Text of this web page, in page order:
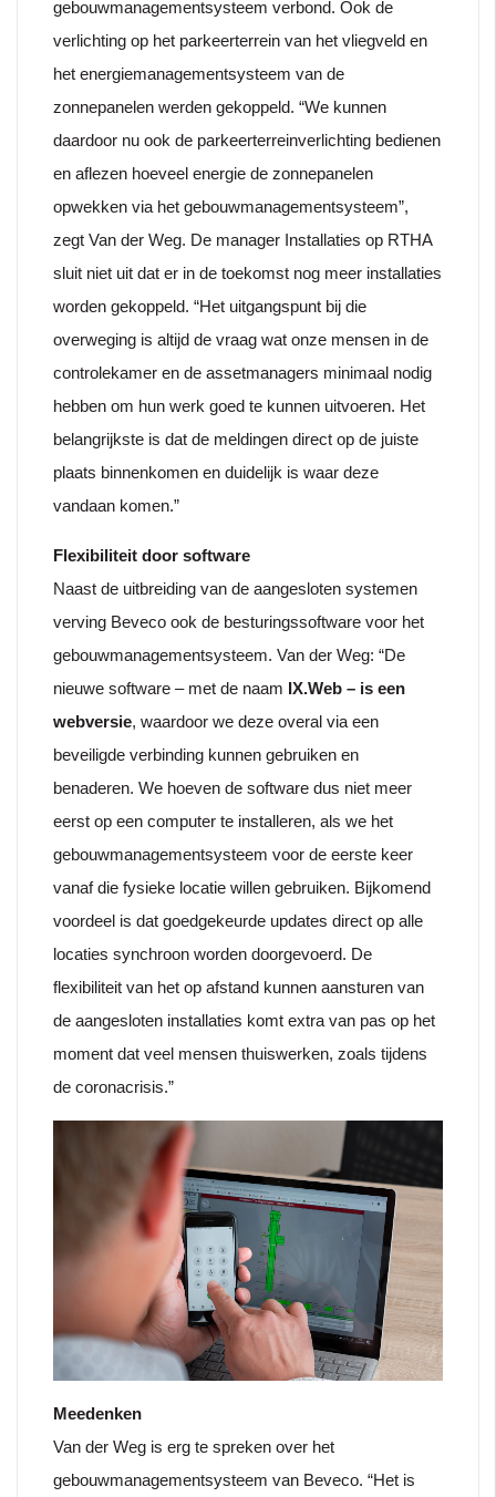
gebouwmanagementsysteem verbond. Ook de
verlichting op het parkeerterrein van het vliegveld en
het energiemanagementsysteem van de
zonnepanelen werden gekoppeld. “We kunnen
daardoor nu ook de parkeerterreinverlichting bedienen
en aflezen hoeveel energie de zonnepanelen
opwekken via het gebouwmanagementsysteem”,
zegt Van der Weg. De manager Installaties op RTHA
sluit niet uit dat er in de toekomst nog meer installaties
worden gekoppeld. “Het uitgangspunt bij die
overweging is altijd de vraag wat onze mensen in de
controlekamer en de assetmanagers minimaal nodig
hebben om hun werk goed te kunnen uitvoeren. Het
belangrijkste is dat de meldingen direct op de juiste
plaats binnenkomen en duidelijk is waar deze
vandaan komen.”
Flexibiliteit door software
Naast de uitbreiding van de aangesloten systemen
verving Beveco ook de besturingssoftware voor het
gebouwmanagementsysteem. Van der Weg: “De
nieuwe software – met de naam IX.Web – is een
webversie, waardoor we deze overal via een
beveiligde verbinding kunnen gebruiken en
benaderen. We hoeven de software dus niet meer
eerst op een computer te installeren, als we het
gebouwmanagementsysteem voor de eerste keer
vanaf die fysieke locatie willen gebruiken. Bijkomend
voordeel is dat goedgekeurde updates direct op alle
locaties synchroon worden doorgevoerd. De
flexibiliteit van het op afstand kunnen aansturen van
de aangesloten installaties komt extra van pas op het
moment dat veel mensen thuiswerken, zoals tijdens
de coronacrisis.”
Meedenken
Van der Weg is erg te spreken over het
gebouwmanagementsysteem van Beveco. “Het is